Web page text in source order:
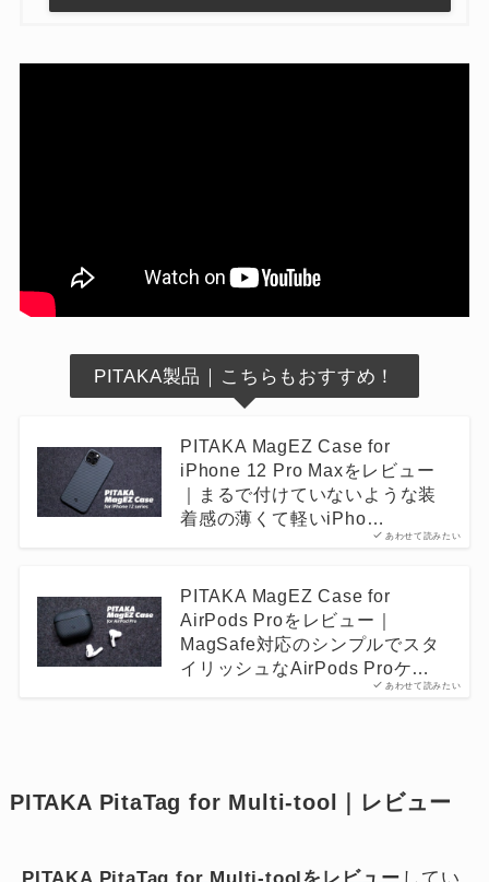
PITAKA製品｜こちらもおすすめ！
あわせて読みたい
PITAKA MagEZ Case for
iPhone 12 Pro Maxをレビュー
｜まるで付けていないような装
着感の薄くて軽いiPho…
あわせて読みたい
PITAKA MagEZ Case for
AirPods Proをレビュー｜
MagSafe対応のシンプルでスタ
イリッシュなAirPods Proケ…
PITAKA PitaTag for Multi-tool｜レビュー
PITAKA PitaTag for Multi-toolをレビュー してい